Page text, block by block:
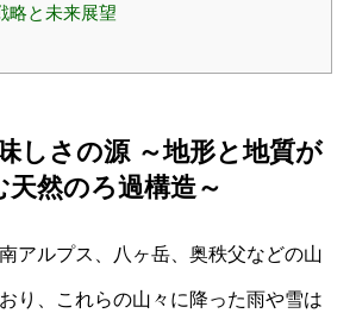
略と未来展望
しさの源 ～地形と地質が
天然のろ過構造～
アルプス、八ヶ岳、奥秩父などの山
り、これらの山々に降った雨や雪は